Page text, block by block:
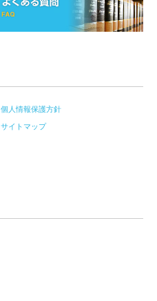
個人情報保護方針
サイトマップ